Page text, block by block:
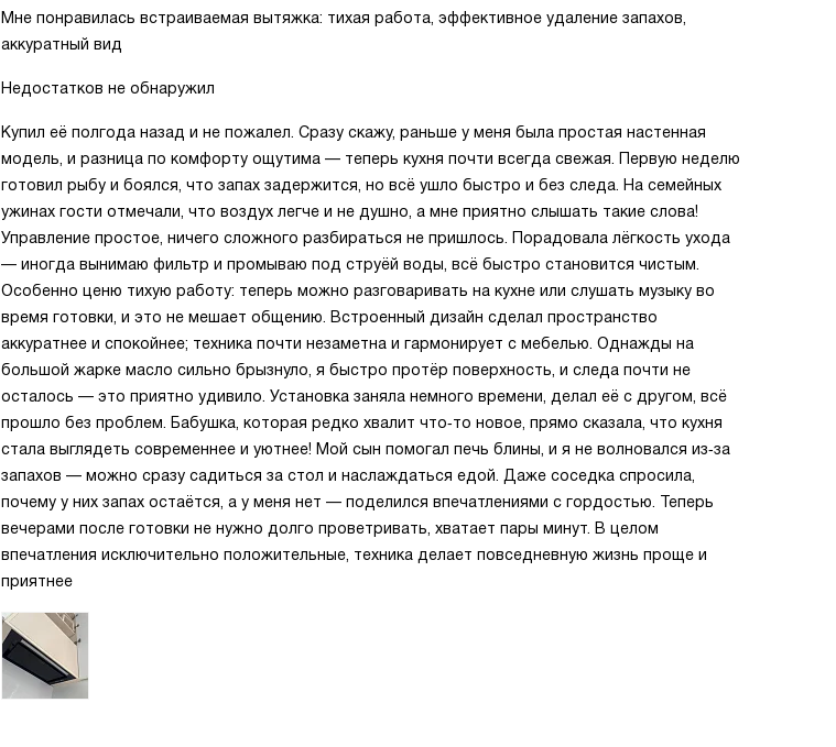
Мне понравилась встраиваемая вытяжка: тихая работа, эффективное удаление запахов,
аккуратный вид
Недостатков не обнаружил
Купил её полгода назад и не пожалел. Сразу скажу, раньше у меня была простая настенная
модель, и разница по комфорту ощутима — теперь кухня почти всегда свежая. Первую неделю
готовил рыбу и боялся, что запах задержится, но всё ушло быстро и без следа. На семейных
ужинах гости отмечали, что воздух легче и не душно, а мне приятно слышать такие слова!
Управление простое, ничего сложного разбираться не пришлось. Порадовала лёгкость ухода
— иногда вынимаю фильтр и промываю под струёй воды, всё быстро становится чистым.
Особенно ценю тихую работу: теперь можно разговаривать на кухне или слушать музыку во
время готовки, и это не мешает общению. Встроенный дизайн сделал пространство
аккуратнее и спокойнее; техника почти незаметна и гармонирует с мебелью. Однажды на
большой жарке масло сильно брызнуло, я быстро протёр поверхность, и следа почти не
осталось — это приятно удивило. Установка заняла немного времени, делал её с другом, всё
прошло без проблем. Бабушка, которая редко хвалит что‑то новое, прямо сказала, что кухня
стала выглядеть современнее и уютнее! Мой сын помогал печь блины, и я не волновался из‑за
запахов — можно сразу садиться за стол и наслаждаться едой. Даже соседка спросила,
почему у них запах остаётся, а у меня нет — поделился впечатлениями с гордостью. Теперь
вечерами после готовки не нужно долго проветривать, хватает пары минут. В целом
впечатления исключительно положительные, техника делает повседневную жизнь проще и
приятнее